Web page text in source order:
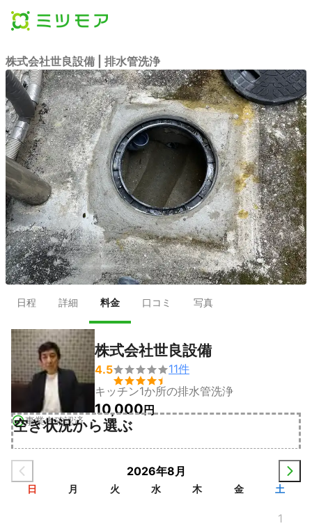
株式会社世良設備 | 排水管洗浄
日程 詳細 料金 口コミ 写真
事業者確認済
株式会社世良設備
4.5

11件
キッチン1か所の排水管洗浄
10,000円
空き状況から選ぶ
2026年8月
日 月 火 水 木 金 土
1